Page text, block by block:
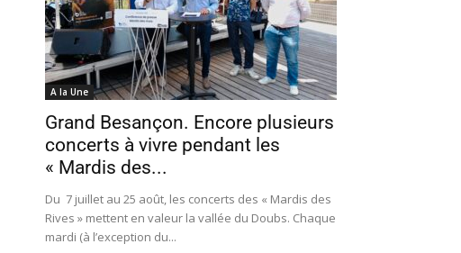
A la Une
Grand Besançon. Encore plusieurs
concerts à vivre pendant les
« Mardis des...
Du 7 juillet au 25 août, les concerts des « Mardis des
Rives » mettent en valeur la vallée du Doubs. Chaque
mardi (à l’exception du...